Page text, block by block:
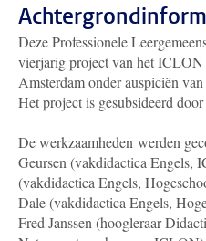
Deze Professionele
vierjarig project van het ICLON
Amsterdam onder auspiciën
Het project is gesubsideerd
De werkzaamheden werden
Geursen (vakdidactica Engels,
(vakdidactica Engels,
Dale (vakdidactica Engels,
Fred Janssen (hoogleraar